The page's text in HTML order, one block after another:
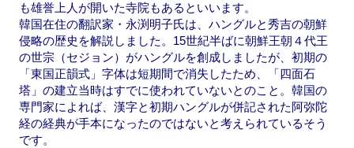
も雄誉上人が開いた寺院もあるといいます。
韓国在住の翻訳家・永渕明子氏は、ハングルと秀吉の朝鮮
侵略の歴史を解説しました。15世紀半ばに朝鮮王朝４代王
の世宗（セジョン）がハングルを創成しましたが、初期の
「東国正韻式」字体は短期間で消失したため、「四面石
塔」の建立当時はすでに使われていないとのこと。韓国の
専門家によれば、漢字と初期ハングルが併記された阿弥陀
経の経典が手本になったのではないと考えられているそう
です。